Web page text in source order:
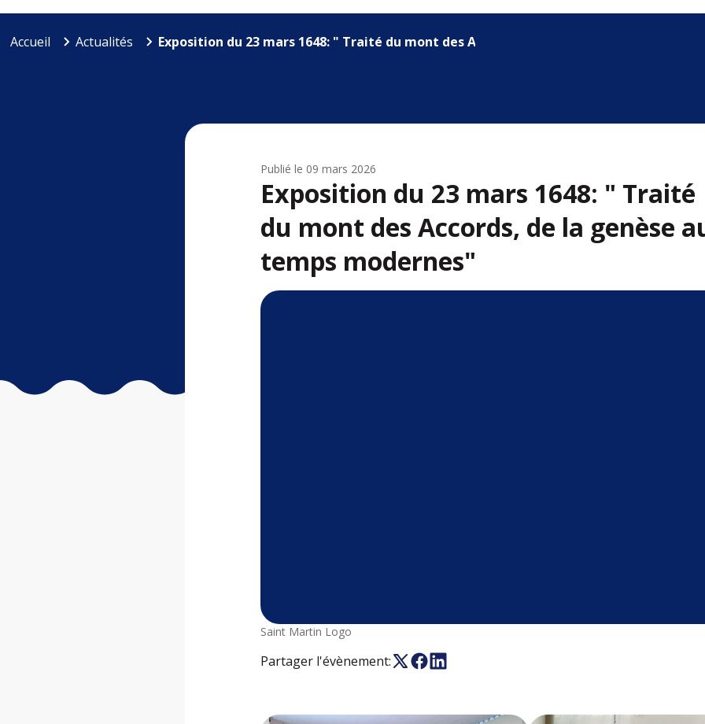
Accueil Actualités Exposition du 23 mars 1648: " Traité du mont des Accords, de...
Publié le 09 mars 2026
Exposition du 23 mars 1648: " Traité
du mont des Accords, de la genèse
temps modernes"
Saint Martin Logo
Partager l'évènement: